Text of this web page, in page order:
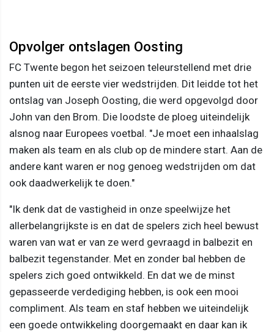
Opvolger ontslagen Oosting
FC Twente begon het seizoen teleurstellend met drie
punten uit de eerste vier wedstrijden. Dit leidde tot het
ontslag van Joseph Oosting, die werd opgevolgd door
John van den Brom. Die loodste de ploeg uiteindelijk
alsnog naar Europees voetbal. "Je moet een inhaalslag
maken als team en als club op de mindere start. Aan de
andere kant waren er nog genoeg wedstrijden om dat
ook daadwerkelijk te doen."
"Ik denk dat de vastigheid in onze speelwijze het
allerbelangrijkste is en dat de spelers zich heel bewust
waren van wat er van ze werd gevraagd in balbezit en
balbezit tegenstander. Met en zonder bal hebben de
spelers zich goed ontwikkeld. En dat we de minst
gepasseerde verdediging hebben, is ook een mooi
compliment. Als team en staf hebben we uiteindelijk
een goede ontwikkeling doorgemaakt en daar kan ik